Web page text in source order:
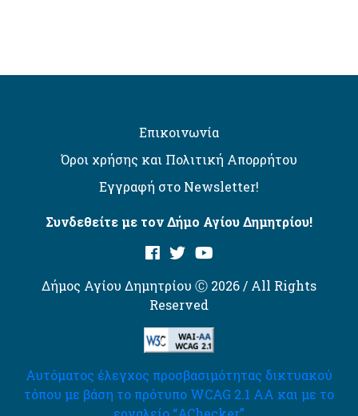
Επικοινωνία
Όροι χρήσης και Πολιτική Απορρήτου
Εγγραφή στο Newsletter!
Συνδεθείτε με τον Δήμο Αγίου Δημητρίου!
Δήμος Αγίου Δημητρίου Ⓒ 2026 / All Rights
Reserved
Αυτόματος έλεγχος προσβασιμότητας δικτυακού
τόπου με βάση το πρότυπο WCAG 2.1 AA και με το